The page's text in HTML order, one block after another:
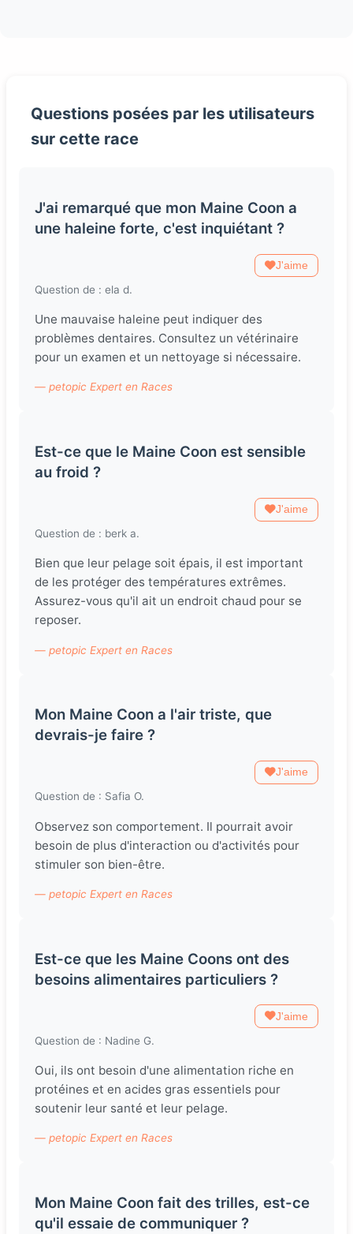
Questions posées par les utilisateurs
sur cette race
J'ai remarqué que mon Maine Coon a
une haleine forte, c'est inquiétant ?
J'aime
Question de : ela d.
Une mauvaise haleine peut indiquer des
problèmes dentaires. Consultez un vétérinaire
pour un examen et un nettoyage si nécessaire.
— petopic Expert en Races
Est-ce que le Maine Coon est sensible
au froid ?
J'aime
Question de : berk a.
Bien que leur pelage soit épais, il est important
de les protéger des températures extrêmes.
Assurez-vous qu'il ait un endroit chaud pour se
reposer.
— petopic Expert en Races
Mon Maine Coon a l'air triste, que
devrais-je faire ?
J'aime
Question de : Safia O.
Observez son comportement. Il pourrait avoir
besoin de plus d'interaction ou d'activités pour
stimuler son bien-être.
— petopic Expert en Races
Est-ce que les Maine Coons ont des
besoins alimentaires particuliers ?
J'aime
Question de : Nadine G.
Oui, ils ont besoin d'une alimentation riche en
protéines et en acides gras essentiels pour
soutenir leur santé et leur pelage.
— petopic Expert en Races
Mon Maine Coon fait des trilles, est-ce
qu'il essaie de communiquer ?